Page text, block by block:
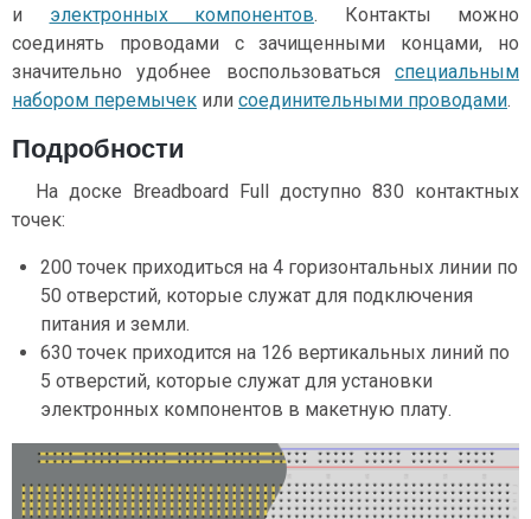
и электронных компонентов. Контакты можно
соединять проводами с зачищенными концами, но
значительно удобнее воспользоваться специальным
набором перемычек или соединительными проводами.
Подробности
На доске Breadboard Full доступно 830 контактных
точек:
200 точек приходиться на 4 горизонтальных линии по
50 отверстий, которые служат для подключения
питания и земли.
630 точек приходится на 126 вертикальных линий по
5 отверстий, которые служат для установки
электронных компонентов в макетную плату.